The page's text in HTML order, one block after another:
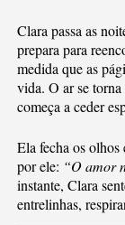
Clara passa as
prepara para
medida que as
vida. O ar se
começa a ceder
Ela fecha os olhos
por ele: “O amor
instante, Clara
entrelinhas,